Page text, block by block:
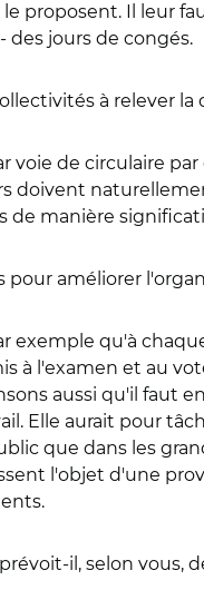
proposent. Il leur
des jours de congés.
à relever la
voie de circulaire
doivent
de manière
pour améliorer
exemple qu'à
à l'examen et au
aussi qu'il faut
Elle aurait pour
que dans les
l'objet d'une
il, selon vous,